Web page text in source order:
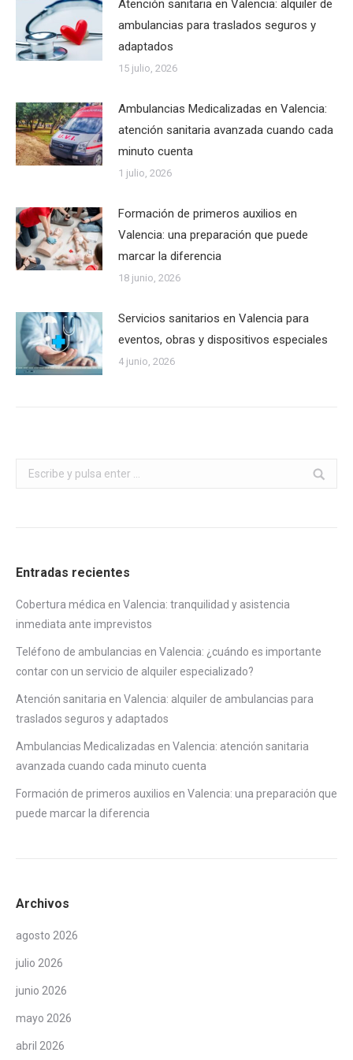
Atención sanitaria en Valencia: alquiler de
ambulancias para traslados seguros y
adaptados
15 julio, 2026
Ambulancias Medicalizadas en Valencia:
atención sanitaria avanzada cuando cada
minuto cuenta
1 julio, 2026
Formación de primeros auxilios en
Valencia: una preparación que puede
marcar la diferencia
18 junio, 2026
Servicios sanitarios en Valencia para
eventos, obras y dispositivos especiales
4 junio, 2026
Buscar:
Entradas recientes
Cobertura médica en Valencia: tranquilidad y asistencia
inmediata ante imprevistos
Teléfono de ambulancias en Valencia: ¿cuándo es importante
contar con un servicio de alquiler especializado?
Atención sanitaria en Valencia: alquiler de ambulancias para
traslados seguros y adaptados
Ambulancias Medicalizadas en Valencia: atención sanitaria
avanzada cuando cada minuto cuenta
Formación de primeros auxilios en Valencia: una preparación que
puede marcar la diferencia
Archivos
agosto 2026
julio 2026
junio 2026
mayo 2026
abril 2026